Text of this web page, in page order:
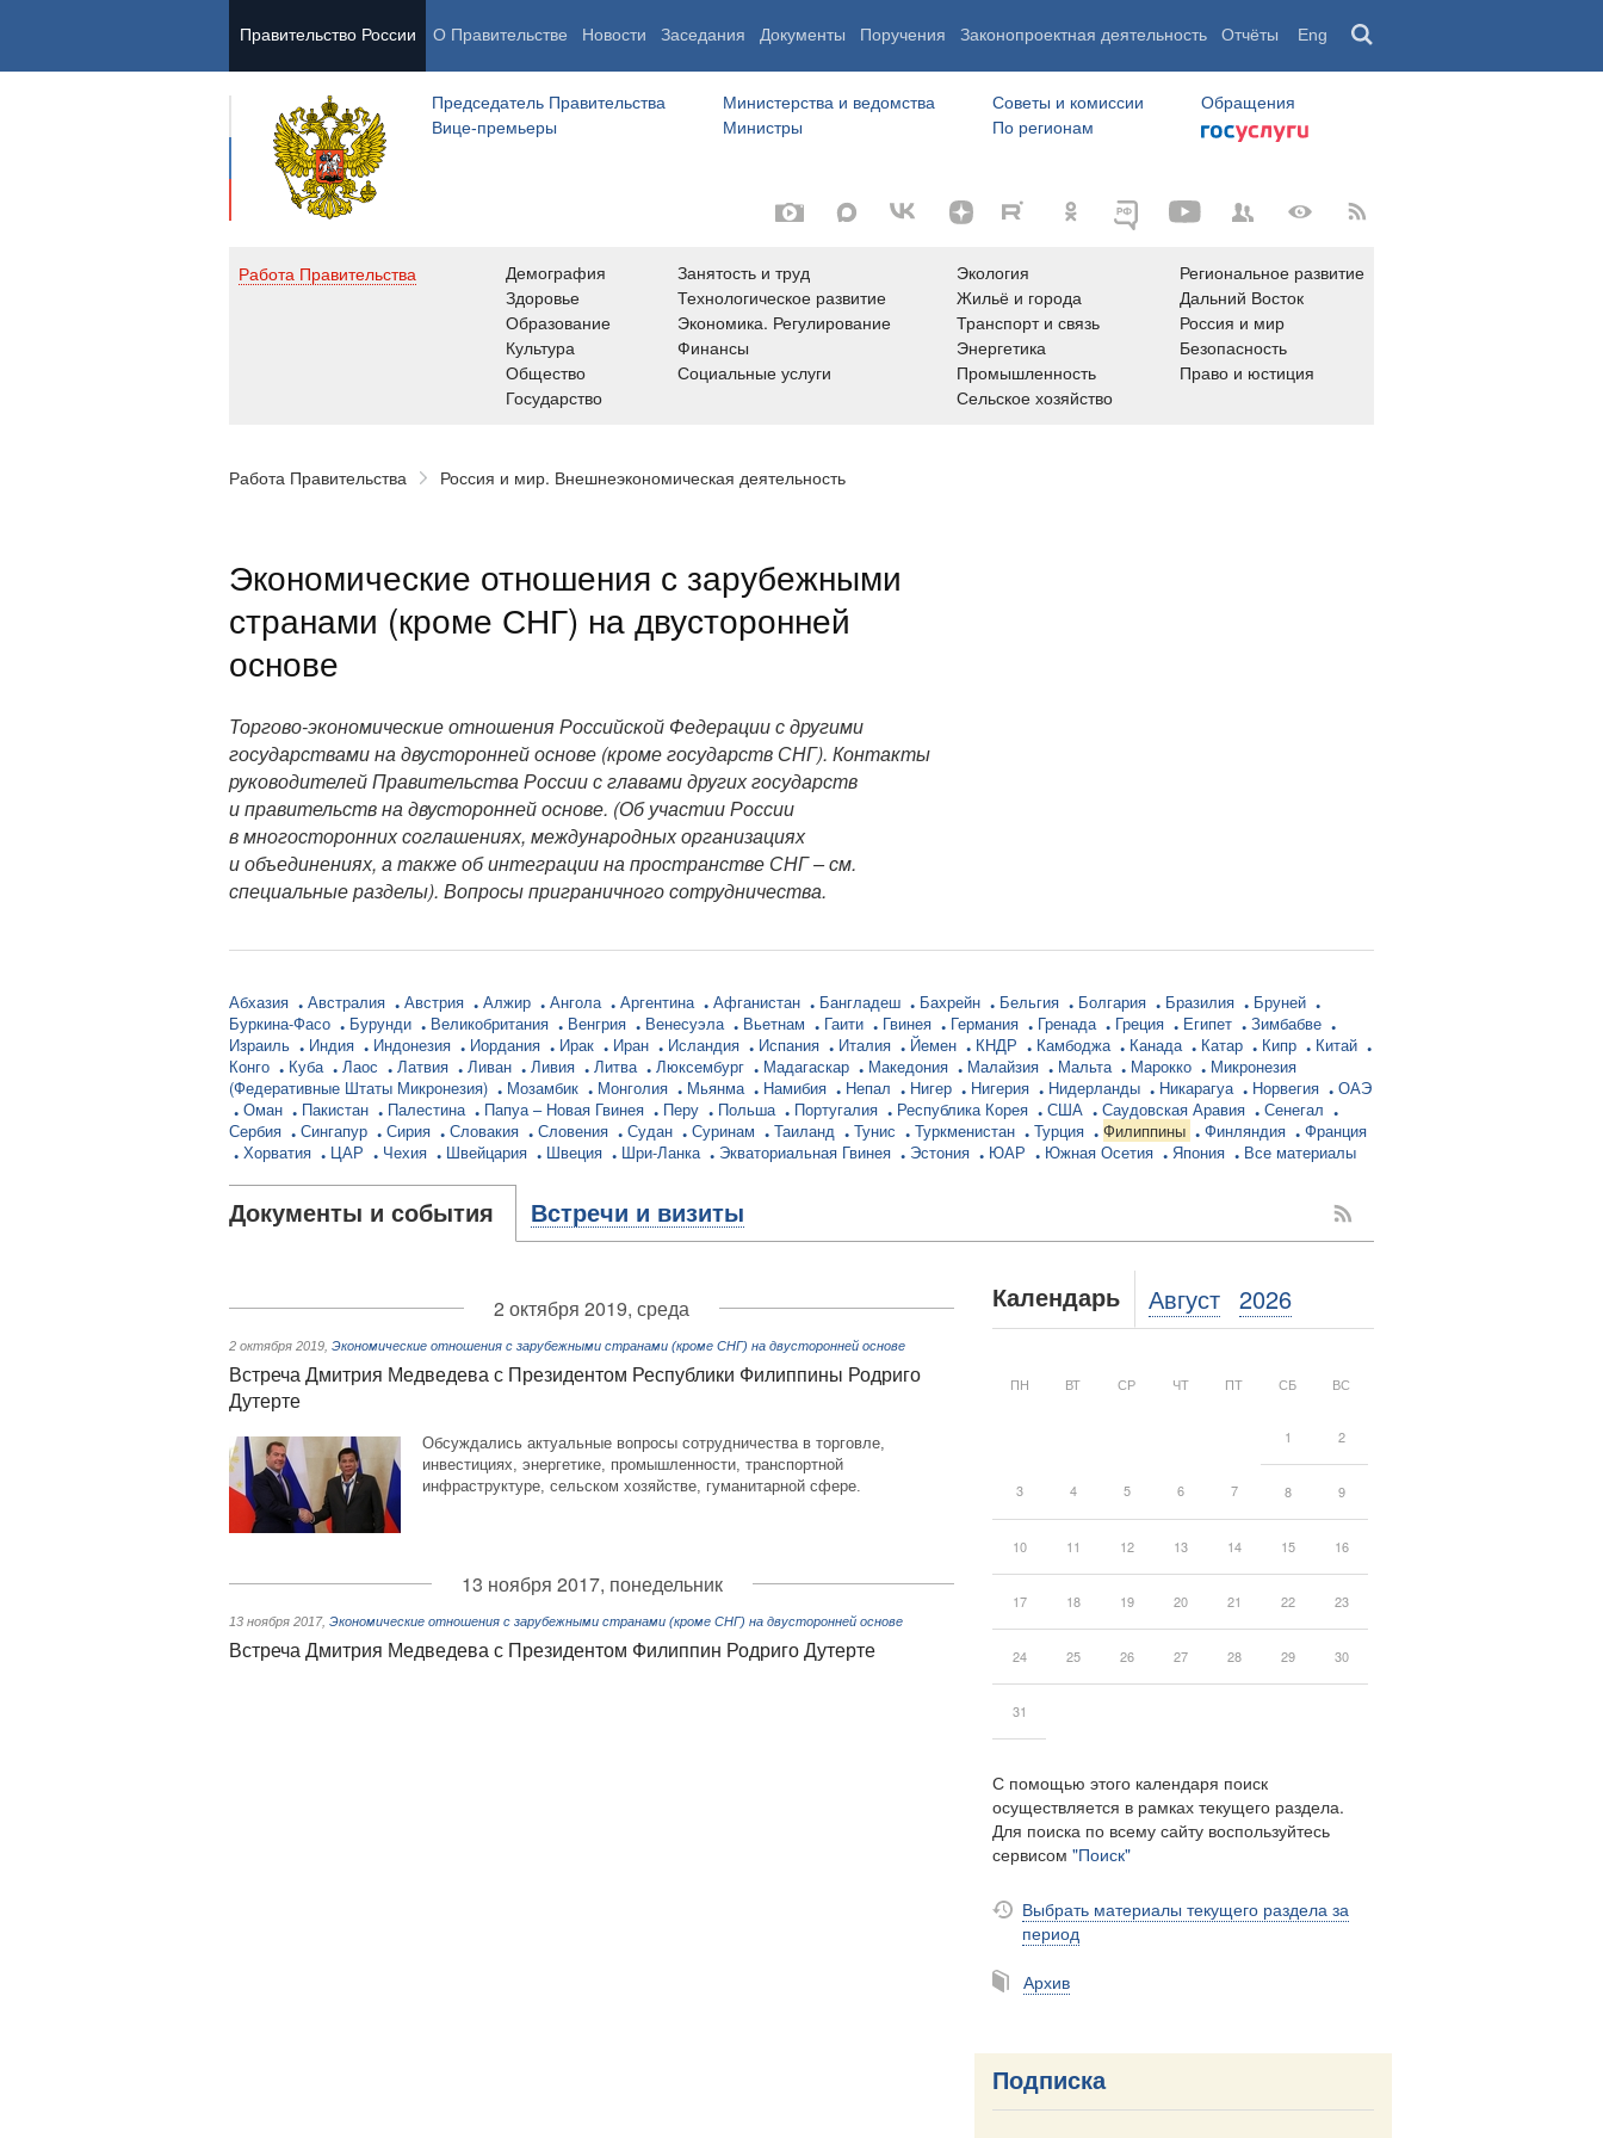
Правительство России О Правительстве Новости Заседания Документы Поручения Законопроектная деятельность Отчёты Eng
Председатель Правительства
Вице-премьеры
Министерства и ведомства
Министры
Советы и комиссии
По регионам
Обращения
Работа Правительства
Демография
Здоровье
Образование
Культура
Общество
Государство
Занятость и труд
Технологическое развитие
Экономика. Регулирование
Финансы
Социальные услуги
Экология
Жильё и города
Транспорт и связь
Энергетика
Промышленность
Сельское хозяйство
Региональное развитие
Дальний Восток
Россия и мир
Безопасность
Право и юстиция
Работа Правительства Россия и мир. Внешнеэкономическая деятельность
Экономические отношения с зарубежными
странами (кроме СНГ) на двусторонней
основе
Торгово-экономические отношения Российской Федерации с другими
государствами на двусторонней основе (кроме государств СНГ). Контакты
руководителей Правительства России с главами других государств
и правительств на двусторонней основе. (Об участии России
в многосторонних соглашениях, международных организациях
и объединениях, а также об интеграции на пространстве СНГ – см.
специальные разделы). Вопросы приграничного сотрудничества.
Абхазия Австралия Австрия Алжир Ангола Аргентина Афганистан Бангладеш Бахрейн Бельгия Болгария Бразилия
Бруней
Буркина-Фасо
Бурунди Великобритания Венгрия Венесуэла Вьетнам Гаити Гвинея Германия Гренада Греция Египет
Зимбабве
Израиль
Индия Индонезия Иордания Ирак Иран Исландия Испания Италия Йемен КНДР Камбоджа Канада Катар Кипр
Китай
Конго
Куба Лаос Латвия Ливан Ливия Литва Люксембург Мадагаскар Македония Малайзия Мальта Марокко
Микронезия
(Федеративные Штаты Микронезия)
Мозамбик Монголия Мьянма Намибия Непал Нигер Нигерия Нидерланды Никарагуа Норвегия
ОАЭ
Оман
Пакистан Палестина Папуа – Новая Гвинея Перу Польша Португалия Республика Корея США Саудовская Аравия
Сенегал
Сербия
Сингапур Сирия Словакия Словения Судан Суринам Таиланд Тунис Туркменистан Турция Филиппины Финляндия
Франция
Хорватия
ЦАР Чехия Швейцария Швеция Шри-Ланка Экваториальная Гвинея Эстония ЮАР Южная Осетия Япония Все материалы
Документы и события Встречи и визиты
2 октября 2019, среда
2 октября 2019 Экономические отношения с зарубежными странами (кроме СНГ) на двусторонней основе
Встреча Дмитрия Медведева с Президентом Республики Филиппины Родриго
Дутерте
Обсуждались актуальные вопросы сотрудничества в торговле,
инвестициях, энергетике, промышленности, транспортной
инфраструктуре, сельском хозяйстве, гуманитарной сфере.
13 ноября 2017, понедельник
13 ноября 2017, Экономические отношения с зарубежными странами (кроме СНГ) на двусторонней основе
Встреча Дмитрия Медведева с Президентом Филиппин Родриго Дутерте
Календарь Август 2026
ПН ВТ СР ЧТ ПТ СБ ВС
1 2
3 4 5 6 7 8 9
10 11 12 13 14 15 16
17 18 19 20 21 22 23
24 25 26 27 28 29 30
31
С помощью этого календаря поиск
осуществляется в рамках текущего раздела.
Для поиска по всему сайту воспользуйтесь
сервисом "Поиск"
Выбрать материалы текущего раздела за
период
Архив
Подписка